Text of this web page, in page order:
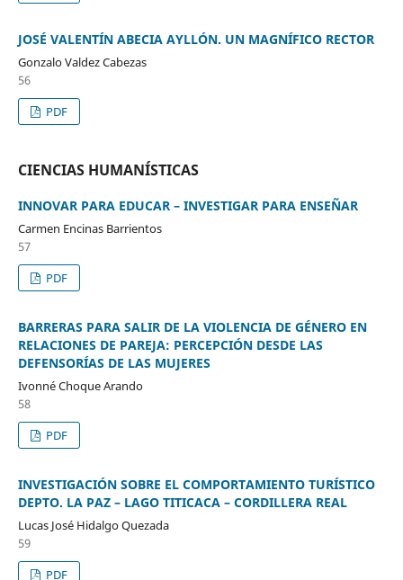
JOSÉ VALENTÍN ABECIA AYLLÓN. UN MAGNÍFICO RECTOR
Gonzalo Valdez Cabezas
56
PDF
CIENCIAS HUMANÍSTICAS
INNOVAR PARA EDUCAR – INVESTIGAR PARA ENSEÑAR
Carmen Encinas Barrientos
57
PDF
BARRERAS PARA SALIR DE LA VIOLENCIA DE GÉNERO EN
RELACIONES DE PAREJA: PERCEPCIÓN DESDE LAS
DEFENSORÍAS DE LAS MUJERES
Ivonné Choque Arando
58
PDF
INVESTIGACIÓN SOBRE EL COMPORTAMIENTO TURÍSTICO
DEPTO. LA PAZ – LAGO TITICACA – CORDILLERA REAL
Lucas José Hidalgo Quezada
59
PDF